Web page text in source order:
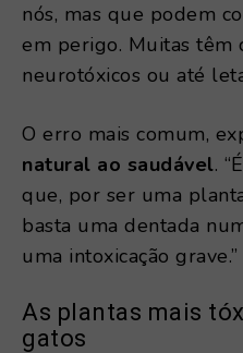
nós, mas que podem
em perigo. Muitas têm
neurotóxicos ou até
O erro mais comum,
natural ao saudável.
que, por ser uma
basta uma dentada
uma intoxicação grave.”
As plantas mais
gatos